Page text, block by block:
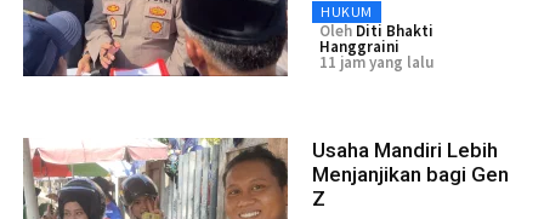
HUKUM
Oleh Diti Bhakti
Hanggraini
11 jam yang lalu
Usaha Mandiri Lebih
Menjanjikan bagi Gen
Z